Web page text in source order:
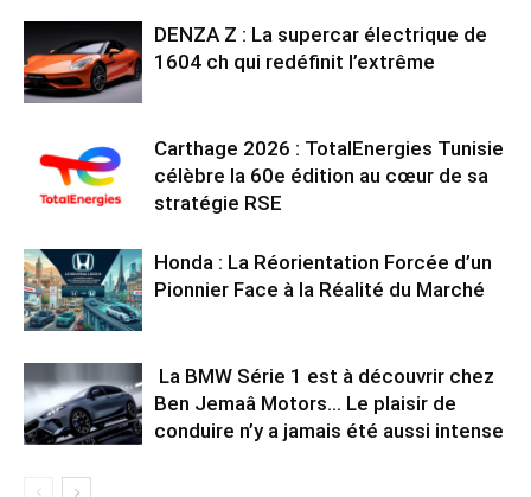
DENZA Z : La supercar électrique de
1604 ch qui redéfinit l’extrême
Carthage 2026 : TotalEnergies Tunisie
célèbre la 60e édition au cœur de sa
stratégie RSE
Honda : La Réorientation Forcée d’un
Pionnier Face à la Réalité du Marché
La BMW Série 1 est à découvrir chez
Ben Jemaâ Motors… Le plaisir de
conduire n’y a jamais été aussi intense